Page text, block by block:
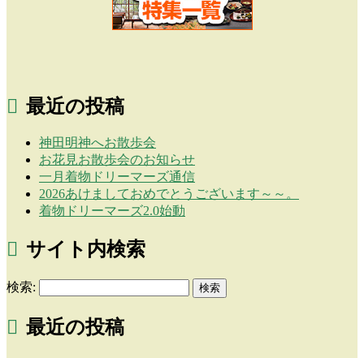
最近の投稿
神田明神へお散歩会
お花見お散歩会のお知らせ
一月着物ドリーマーズ通信
2026あけましておめでとうございます～～。
着物ドリーマーズ2.0始動
サイト内検索
検索:
最近の投稿